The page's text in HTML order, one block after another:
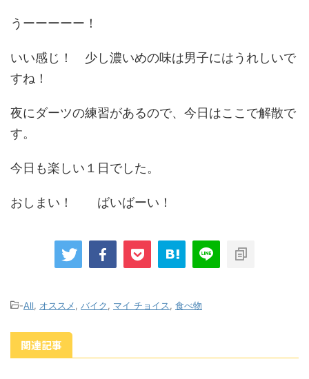
うーーーーー！
いい感じ！ 少し濃いめの味は男子にはうれしいで
すね！
夜にダーツの練習があるので、今日はここで解散で
す。
今日も楽しい１日でした。
おしまい！ ばいばーい！
-All, オススメ, バイク, マイ チョイス, 食べ物
関連記事